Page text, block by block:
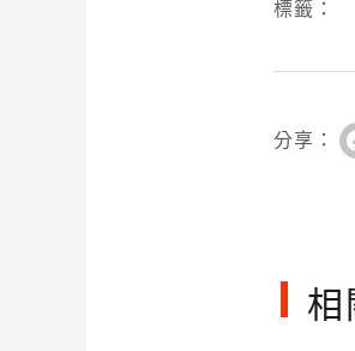
標籤：
分享：
相